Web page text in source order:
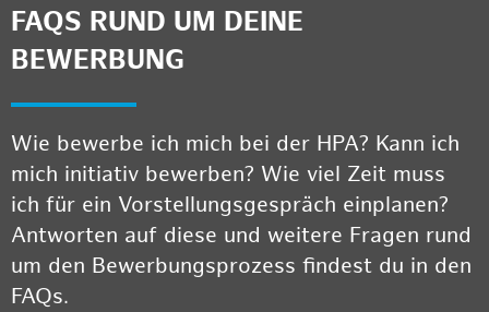
FAQS RUND UM DEINE
BEWERBUNG
Wie bewerbe ich mich bei der HPA? Kann ich
mich initiativ bewerben? Wie viel Zeit muss
ich für ein Vorstellungsgespräch einplanen?
Antworten auf diese und weitere Fragen rund
um den Bewerbungsprozess findest du in den
FAQs.